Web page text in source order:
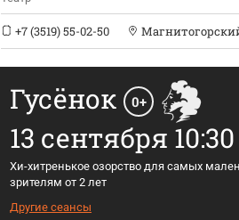
+7 (3519) 55-02-50
Гусёнок 0+
13 сентября 10:30
Хи-хитренькое озорство для самых
зрителям от 2 лет
Другие сеансы